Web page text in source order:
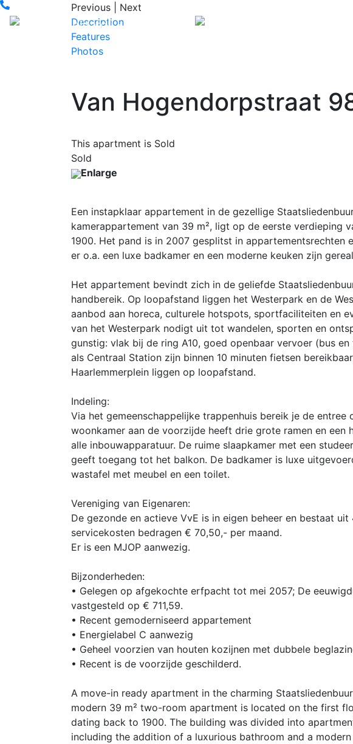
Previous Next
Description
Features
Photos
Van Hogendorpstraat
This apartment is Sold
Sold
Enlarge
Een instapklaar appartement in de gezellige
kamerappartement van 39 m², ligt op de eerste verdieping
1900. Het pand is in 2007 gesplitst in appartementsrechten
er o.a. een luxe badkamer en een moderne keuken zijn
Het appartement bevindt zich in de geliefde
handbereik. Op loopafstand liggen het Westerpark en de
aanbod aan horeca, culturele hotspots, sportfaciliteiten en
van het Westerpark nodigt uit tot wandelen, sporten en
gunstig: vlak bij de ring A10, goed openbaar vervoer (bus
als Centraal Station zijn binnen 10 minuten fietsen
Haarlemmerplein liggen op loopafstand.
Indeling:
Via het gemeenschappelijke trappenhuis bereik je de
woonkamer aan de voorzijde heeft drie grote ramen en een
alle inbouwapparatuur. De ruime slaapkamer met een
geeft toegang tot het balkon. De badkamer is luxe
wastafel met meubel en een toilet.
Vereniging van Eigenaren:
De gezonde en actieve VvE is in eigen beheer en bestaat
servicekosten bedragen € 70,50,- per maand.
Er is een MJOP aanwezig.
Bijzonderheden:
• Gelegen op afgekochte erfpacht tot mei 2057; De
vastgesteld op € 711,59.
• Recent gemoderniseerd appartement
• Energielabel C aanwezig
• Geheel voorzien van houten kozijnen met dubbele
• Recent is de voorzijde geschilderd.
A move-in ready apartment in the charming
modern 39 m² two-room apartment is located on the first
dating back to 1900. The building was divided into
including the addition of a luxurious bathroom and a